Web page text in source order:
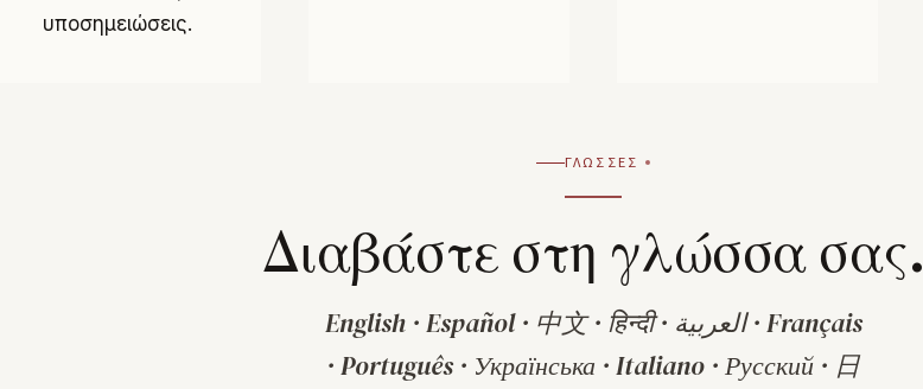
υποσημειώσεις.
ΓΛΏΣΣΕΣ
Διαβάστε στη γλώσσα σας.
English · Español · 中文 · हिन्दी · العربية · Français
· Português · Українська · Italiano · Русский · 日